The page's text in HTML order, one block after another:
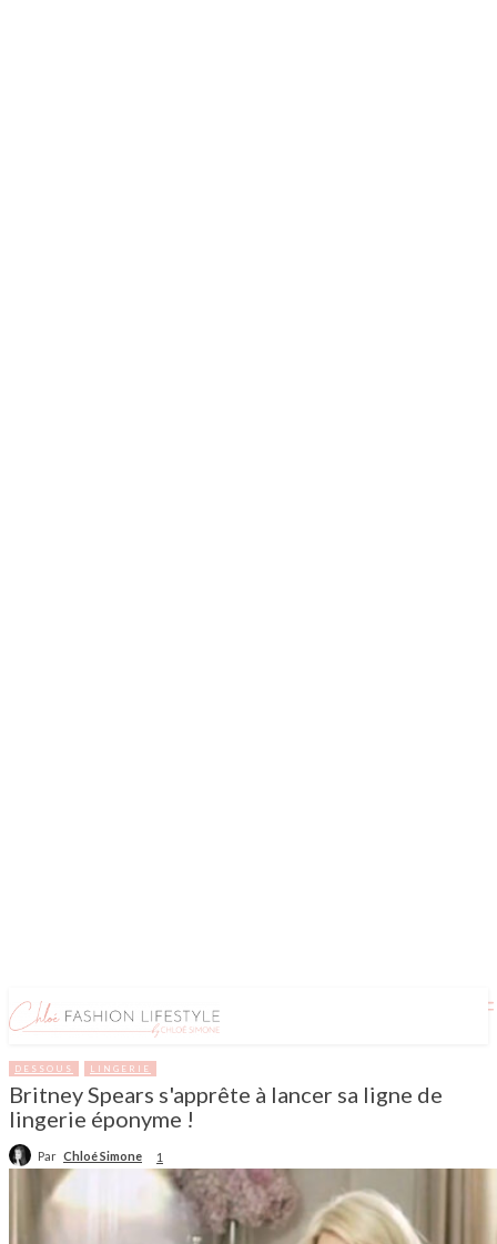
DESSOUS LINGERIE
Britney Spears s'apprête à lancer sa ligne de
lingerie éponyme !
Par Chloé Simone 1